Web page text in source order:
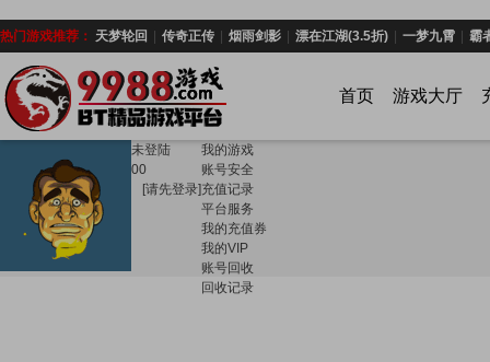
热门游戏推荐： 天梦轮回 传奇正传 烟雨剑影 漂在江湖(3.5折) 一梦九霄 霸
首页 游戏大厅
未登陆
00
[请先登录]
我的游戏
账号安全
充值记录
平台服务
我的充值券
我的VIP
账号回收
回收记录